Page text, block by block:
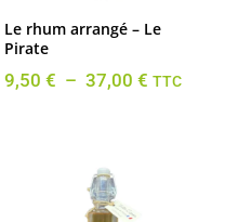
Le rhum arrangé – Le
Pirate
9,50 € – 37,00 €Plage
TTC